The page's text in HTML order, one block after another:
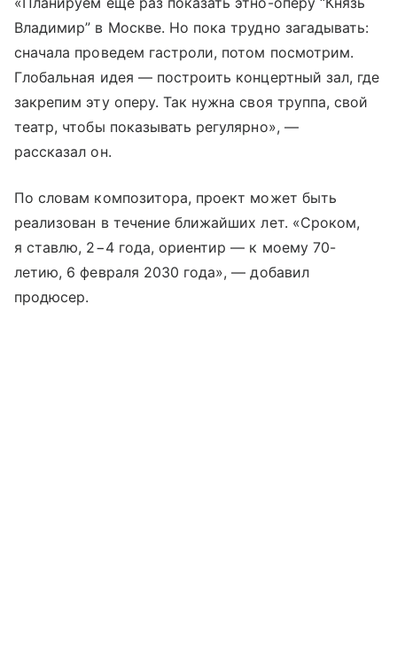
Владимир” в Москве. Но пока трудно загадывать:
сначала проведем гастроли, потом посмотрим.
Глобальная идея — построить концертный зал, где
закрепим эту оперу. Так нужна своя труппа, свой
театр, чтобы показывать регулярно», —
рассказал он.
По словам композитора, проект может быть
реализован в течение ближайших лет. «Сроком,
я ставлю, 2−4 года, ориентир — к моему 70-
летию, 6 февраля 2030 года», — добавил
продюсер.